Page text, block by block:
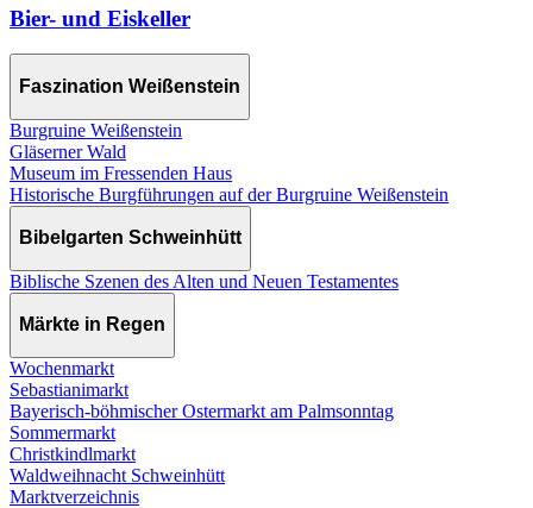
Bier- und Eiskeller
Faszination Weißenstein
Burgruine Weißenstein
Gläserner Wald
Museum im Fressenden Haus
Historische Burgführungen auf der Burgruine Weißenstein
Bibelgarten Schweinhütt
Biblische Szenen des Alten und Neuen Testamentes
Märkte in Regen
Wochenmarkt
Sebastianimarkt
Bayerisch-böhmischer Ostermarkt am Palmsonntag
Sommermarkt
Christkindlmarkt
Waldweihnacht Schweinhütt
Marktverzeichnis